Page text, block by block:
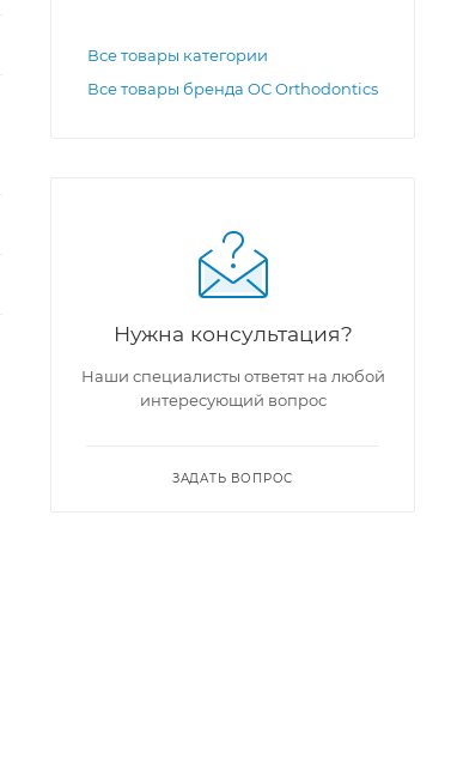
Все товары категории
Все товары бренда OC Orthodontics
Нужна консультация?
Наши специалисты ответят на любой
интересующий вопрос
ЗАДАТЬ ВОПРОС